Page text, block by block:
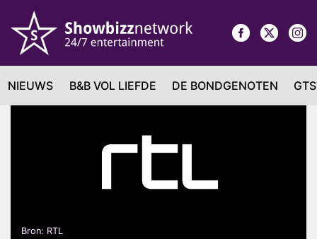
NIEUWS B&B VOL LIEFDE DE BONDGENOTEN
Bron: RTL